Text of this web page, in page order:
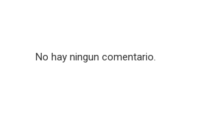
No hay ningun comentario.